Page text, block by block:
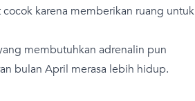
karena memberikan ruang untuk
membutuhkan adrenalin pun
bulan April merasa lebih hidup.